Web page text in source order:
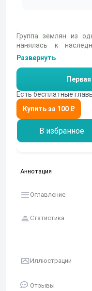
Группа землян из
нанялась к наследнику древней космической, и
могущественной,
достичь прежних
пути их ждут разные
Развернуть
Есть бесплатные
В избранное
Аннотация
Оглавление
Статистика
Иллюстрации
Отзывы